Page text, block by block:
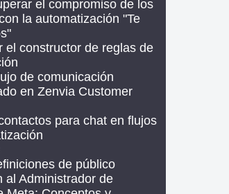
el compromiso de los
la automatización "Te
el constructor de reglas de
de comunicación
en Zenvia Customer
para chat en flujos
de público
al Administrador de